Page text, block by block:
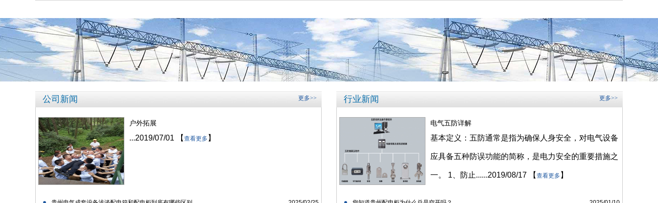
公司新闻 更多>>
户外拓展
...2019/07/01 【 查看更多 】
行业新闻 更多>>
电气五防详解
基本定义：五防通常是指为确保人身安全，对电气设备
应具备五种防误功能的简称，是电力安全的重要措施之
一。 1、防止......2019/08/17 【 查看更多 】